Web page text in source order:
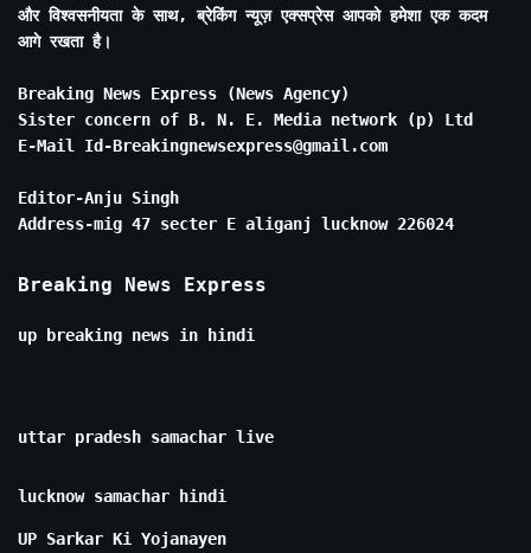
और विश्वसनीयता के साथ, ब्रेकिंग न्यूज़ एक्सप्रेस आपको हमेशा एक कदम
आगे रखता है।
Breaking News Express (News Agency)
Sister concern of B. N. E. Media network (p) Ltd
E-Mail Id-Breakingnewsexpress@gmail.com
Editor-Anju Singh
Address-mig 47 secter E aliganj lucknow 226024
Breaking News Express
up breaking news in hindi
uttar pradesh samachar live
lucknow samachar hindi
UP Sarkar Ki Yojanayen